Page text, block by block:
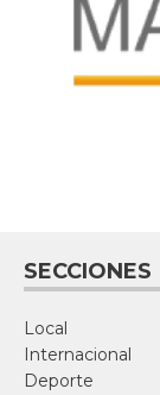
SECCIONES
Local
Internacional
Deporte